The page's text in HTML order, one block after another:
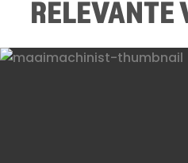
RELEVANTE